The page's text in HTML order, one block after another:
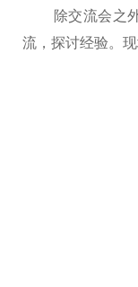
除交流会之外
流，探讨经验。